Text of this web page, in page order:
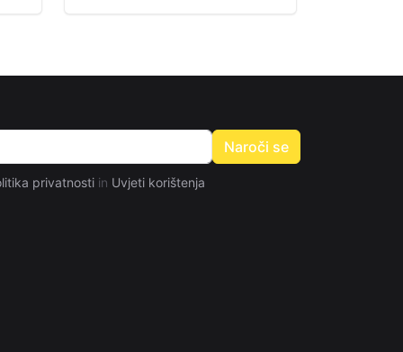
Naroči se
privatnosti in Uvjeti korištenja